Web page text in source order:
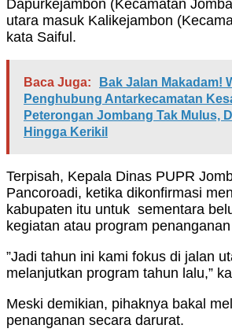
Dapurkejambon (Kecamatan
utara masuk Kalikejambon
kata Saiful.
Baca Juga:
Bak Jalan Makadam!
Penghubung Antarkecamatan
Peterongan Jombang Tak Mulus,
Hingga Kerikil
Terpisah, Kepala Dinas PUPR
Pancoroadi, ketika dikonfirmasi
kabupaten itu untuk sementara
kegiatan atau program
”Jadi tahun ini kami fokus di jalan
melanjutkan program tahun lalu,”
Meski demikian, pihaknya bakal
penanganan secara darurat.